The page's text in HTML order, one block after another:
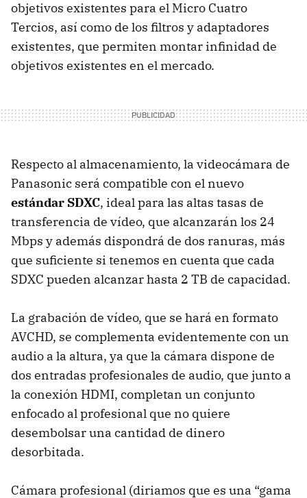
objetivos existentes para el Micro Cuatro
Tercios, así como de los filtros y adaptadores
existentes, que permiten montar infinidad de
objetivos existentes en el mercado.
Respecto al almacenamiento, la videocámara de
Panasonic será compatible con el nuevo
estándar SDXC, ideal para las altas tasas de
transferencia de vídeo, que alcanzarán los 24
Mbps y además dispondrá de dos ranuras, más
que suficiente si tenemos en cuenta que cada
SDXC pueden alcanzar hasta 2 TB de capacidad.
La grabación de vídeo, que se hará en formato
AVCHD, se complementa evidentemente con un
audio a la altura, ya que la cámara dispone de
dos entradas profesionales de audio, que junto a
la conexión HDMI, completan un conjunto
enfocado al profesional que no quiere
desembolsar una cantidad de dinero
desorbitada.
Cámara profesional (diriamos que es una “gama